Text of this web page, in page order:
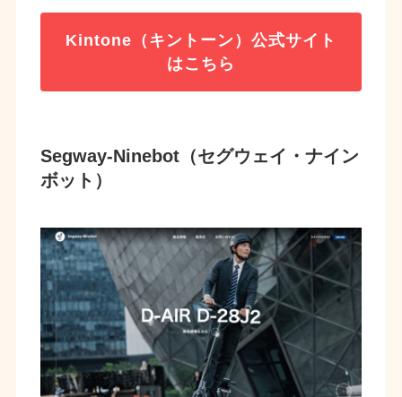
Kintone（キントーン）公式サイト
はこちら
Segway-Ninebot（セグウェイ・ナイン
ボット）